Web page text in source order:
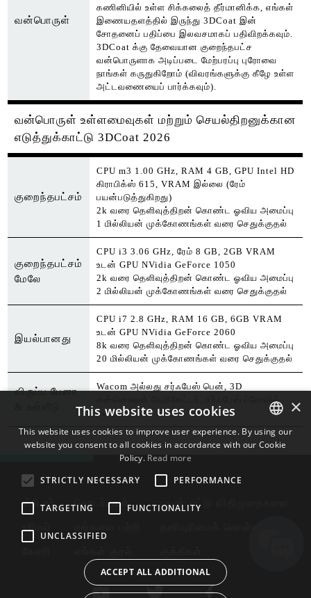
வன்பொருள்
கணினியில் உள்ள சிக்கலைத் தீர்மானிக்க, எங்கள்
இணையதளத்தில் இருந்து 3DCoat இன்
சோதனைப் பதிப்பை இலவசமாகப் பதிவிறக்கவும்.
3DCoat க்கு தேவையான குறைந்தபட்ச
வன்பொருளாக அடிப்படை மேற்பரப்பு புரோவை
நாங்கள் கருதுகிறோம் (விவரங்களுக்கு கீழே உள்ள
அட்டவணையைப் பார்க்கவும்).
வன்பொருள் உள்ளமைவுகள் மற்றும் செயல்திறனுக்கான
எடுத்துக்காட்டு 3DCoat 2026
குறைந்தபட்சம்
CPU m3 1.00 GHz, RAM 4 GB, GPU Intel HD
கிராபிக்ஸ் 615, VRAM இல்லை (ரேம்
பயன்படுத்துகிறது)
2k வரை தெளிவுத்திறன் கொண்ட ஓவிய அமைப்பு
1 மில்லியன் முக்கோணங்கள் வரை செதுக்குதல்
குறைந்தபட்சம்
மேலே
CPU i3 3.06 GHz, ரேம் 8 GB, 2GB VRAM
உடன் GPU NVidia GeForce 1050
2k வரை தெளிவுத்திறன் கொண்ட ஓவிய அமைப்பு
2 மில்லியன் முக்கோணங்கள் வரை செதுக்குதல்
இயல்பானது
CPU i7 2.8 GHz, RAM 16 GB, 6GB VRAM
உடன் GPU NVidia GeForce 2060
8k வரை தெளிவுத்திறன் கொண்ட ஓவிய அமைப்பு
20 மில்லியன் முக்கோணங்கள் வரை செதுக்குதல்
விருப்ப பேனா
Wacom அல்லது சர்ஃபேஸ் பென், 3D
கன்னெக்ஷன் நேவிகேட்டர், சர்ஃபேஸ் ப்ரோவில்
மல்டி டச்
ஸ்டோர் தொடர்புகள் பயன்பாட்டு விதிமுறைகளை
ENGLISH
×
This website uses cookies
This website uses cookies to improve user experience. By using our
website you consent to all cookies in accordance with our Cookie
Policy. Read more
STRICTLY NECESSARY
PERFORMANCE
TARGETING FUNCTIONALITY
UNCLASSIFIED
ACCEPT ALL ADDITIONAL